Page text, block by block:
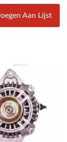
Aan Lijst